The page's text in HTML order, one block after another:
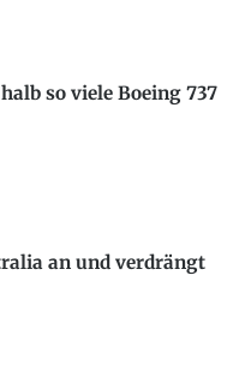
so viele Boeing 737
an und verdrängt